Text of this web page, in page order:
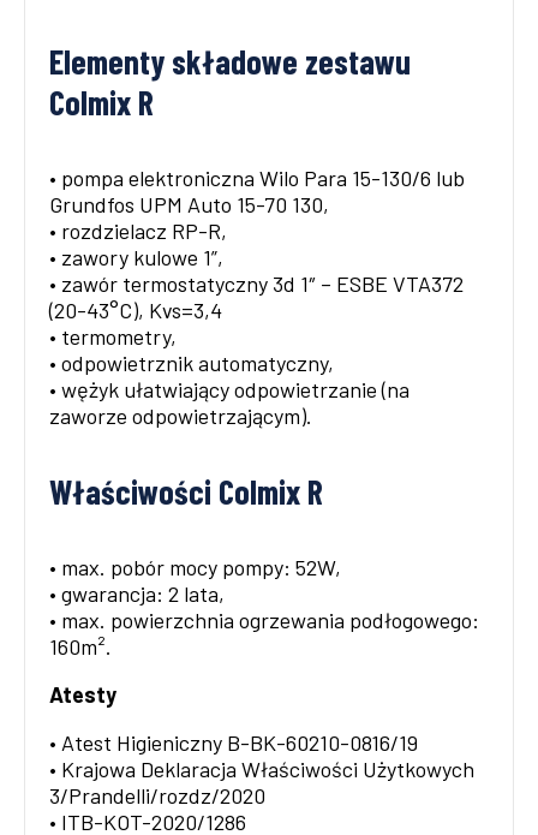
Elementy składowe zestawu
Colmix R
• pompa elektroniczna Wilo Para 15-130/6 lub
Grundfos UPM Auto 15-70 130,
• rozdzielacz RP-R,
• zawory kulowe 1”,
• zawór termostatyczny 3d 1″ – ESBE VTA372
(20-43°C), Kvs=3,4
• termometry,
• odpowietrznik automatyczny,
• wężyk ułatwiający odpowietrzanie (na
zaworze odpowietrzającym).
Właściwości Colmix R
• max. pobór mocy pompy: 52W,
• gwarancja: 2 lata,
• max. powierzchnia ogrzewania podłogowego:
160m².
Atesty
• Atest Higieniczny B-BK-60210-0816/19
• Krajowa Deklaracja Właściwości Użytkowych
3/Prandelli/rozdz/2020
• ITB-KOT-2020/1286